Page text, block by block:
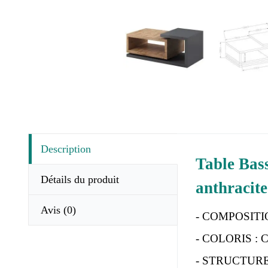
Description
Détails du produit
Avis (0)
Table
-
- COLORIS :
-